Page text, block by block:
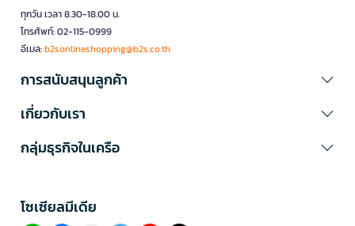
ทุกวัน เวลา 8.30-18.00 น.
โทรศัพท์: 02-115-0999
อีเมล:b2sonlineshopping@b2s.co.th
การสนับสนุนลูกค้า
เกี่ยวกับเรา
กลุ่มธุรกิจในเครือ
โซเซียลมีเดีย​